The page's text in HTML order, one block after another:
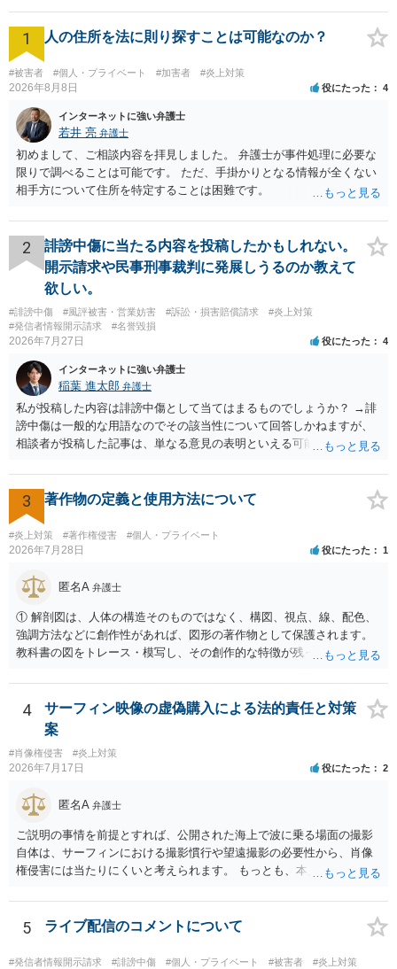
1 人の住所を法に則り探すことは可能なのか？
#被害者 #個人・プライベート #加害者 #炎上対策
2026年8月8日 役にたった 4
インターネットに強い弁護士
若井 亮 弁護士
初めまして、ご相談内容を拝見しました。 弁護士が事件処理に必要な
限りで調べることは可能です。 ただ、手掛かりとなる情報が全くない
相手方について住所を特定することは困難です。
2
誹謗中傷に当たる内容を投稿したかもしれない。
開示請求や民事刑事裁判に発展しうるのか教えて
欲しい。
#誹謗中傷 #風評被害・営業妨害 #訴訟・損害賠償請求
#炎上対策
#発信者情報開示請求
#名誉毀損
2026年7月27日 役にたった 4
インターネットに強い弁護士
稲葉 進太郎 弁護士
私が投稿した内容は誹謗中傷として当てはまるものでしょうか？ →誹
謗中傷は一般的な用語なのでその該当性について回答しかねますが、
相談者が投稿した記事は、単なる意見の表明といえる可能性が高く、
て、開示請求が認められたり、民事裁判や刑事裁判に発展しうるもの
でしょうか？ →権利侵害や、名誉毀損・侮辱に該当する可能性が低い
ため、民事裁判や刑事裁判に発展することはあまり考えられないよう
に思われます。
3 著作物の定義と使用方法について
#炎上対策 #著作権侵害 #個人・プライベート
2026年7月28日 役にたった 1
匿名A 弁護士
① 解剖図は、人体の構造そのものではなく、構図、視点、線、配色、
強調方法などに創作性があれば、図形の著作物として保護されます。
教科書の図をトレース・模写し、その創作的な特徴が残っていれば、
も、SNSへの公開は私的使用には当たりません。 ② 出典を記載するだ
けでは、適法な引用にはなりません。自分の説明や批評が主で、図が
その説明に必要な従たる資料であること、引用部分が明確に区別さ
れ、必要な範囲に限られていることなどが必要です。勉強ノートの教
材として図そのものを中心的に掲載する場合、引用と認められにくい
でしょう。 文章についても、単に所々表現を変えただけで適法になる
とは限りません。医学上の事実を理解したうえで、ご自身の表現と構
成でまとめる必要があります。 安全にSNSで公開するには、教科書の
図をトレース・模写した部分は掲載せず、人体の構造という事実を基
に、自分で構図や表現を工夫して作図する方法が考えられます。ま
た、改変・SNS掲載が認められたオープンライセンス素材を、利用条
件に従って使う方法もあります。トレースした図を残したい場合は、
自分だけの学習用にとどめるのが安全です。
4
サーフィン映像の虚偽購入による法的責任と対策
案
#肖像権侵害 #炎上対策
2026年7月17日 役にたった 2
匿名A 弁護士
ご説明の事情を前提とすれば、公開された海上で波に乗る場面の撮影
自体は、サーフィンにおける撮影慣行や望遠撮影の必要性から、肖像
権侵害には当たりにくいと考えられます。 もっとも、本人の同意前に
です。低解像度化や透かしだけでは十分とは限らず、事前同意を取得
する、第三者が識別できない程度に加工する、又は本人のアカウント
われた場合、御社の責任が当然に生じるわけではありません。しか
5 ライブ配信のコメントについて
#発信者情報開示請求 #誹謗中傷 #個人・プライベート #被害者
#炎上対策